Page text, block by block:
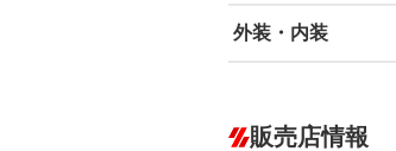
エアバッグ：運転席/
－ ダウンヒルアシスト
外装・内装
－ オーディオ
販売店情報